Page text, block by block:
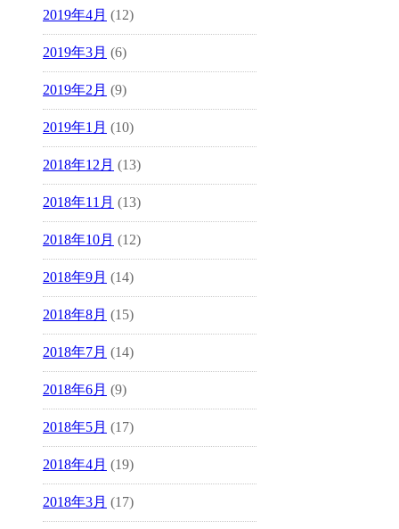
2019年4月 (12)
2019年3月 (6)
2019年2月 (9)
2019年1月 (10)
2018年12月 (13)
2018年11月 (13)
2018年10月 (12)
2018年9月 (14)
2018年8月 (15)
2018年7月 (14)
2018年6月 (9)
2018年5月 (17)
2018年4月 (19)
2018年3月 (17)